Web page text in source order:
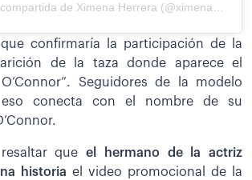
confirmaría la participación de la
de la taza donde aparece el
Seguidores de la modelo
eso conecta con el nombre de su
que el hermano de la actriz
historia el video promocional de la